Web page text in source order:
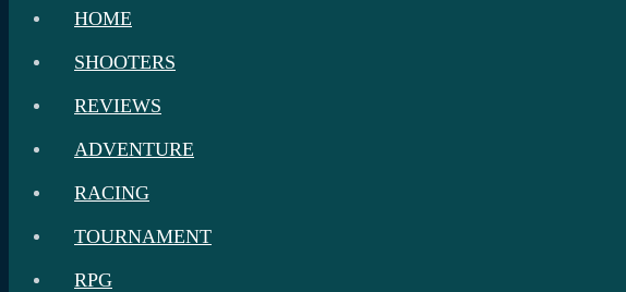
HOME
SHOOTERS
REVIEWS
ADVENTURE
RACING
TOURNAMENT
RPG